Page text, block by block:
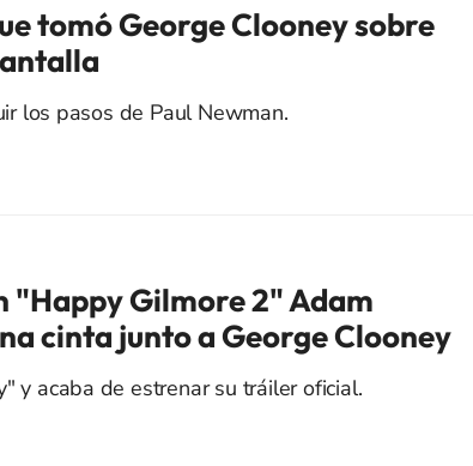
tomó George Clooney sobre
los pasos de Paul Newman.
"Happy Gilmore 2" Adam
cinta junto a George Clooney
y acaba de estrenar su tráiler oficial.